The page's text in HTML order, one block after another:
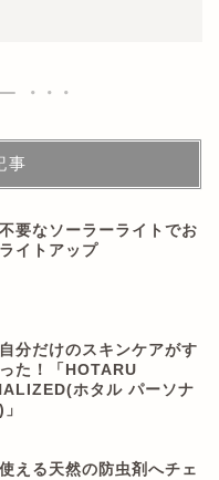
事
要なソーラーライトでお
イトアップ
分だけのスキンケアがす
た！「HOTARU
ホタル パーソナ
える天然の防虫剤へチェ